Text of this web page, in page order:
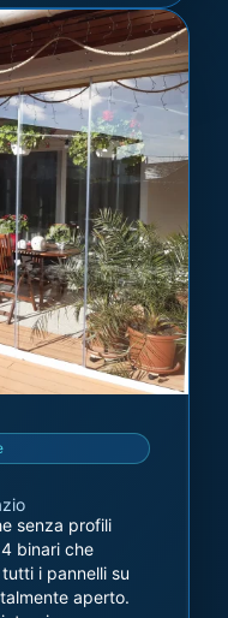
senza profili
binari che
i pannelli su
aperto.